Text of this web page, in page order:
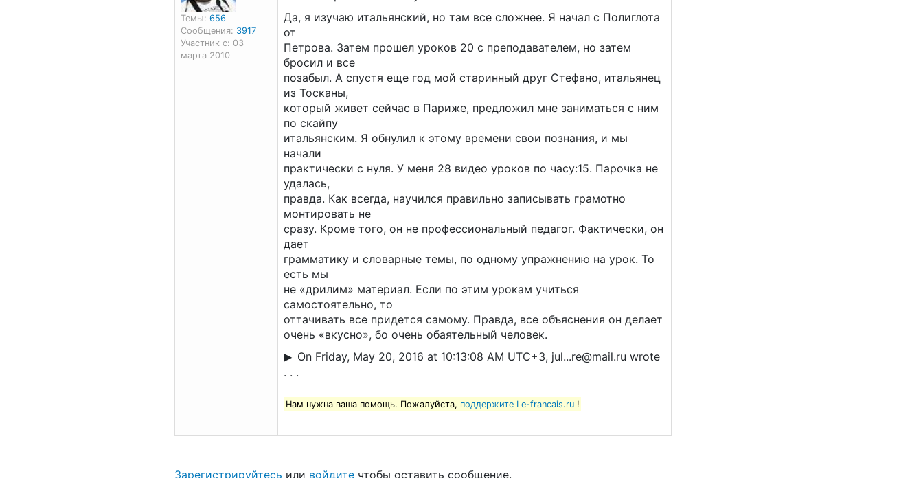
Темы: 656
Сообщения: 3917
Участник с: 03
марта 2010
Да, я изучаю итальянский, но там все сложнее. Я начал с Полиглота
от
Петрова. Затем прошел уроков 20 с преподавателем, но затем
бросил и все
позабыл. А спустя еще год мой старинный друг Стефано, итальянец
из Тосканы,
который живет сейчас в Париже, предложил мне заниматься с ним
по скайпу
итальянским. Я обнулил к этому времени свои познания, и мы
начали
практически с нуля. У меня 28 видео уроков по часу:15. Парочка не
удалась,
правда. Как всегда, научился правильно записывать грамотно
монтировать не
сразу. Кроме того, он не профессиональный педагог. Фактически, он
дает
грамматику и словарные темы, по одному упражнению на урок. То
есть мы
не «дрилим» материал. Если по этим урокам учиться
самостоятельно, то
оттачивать все придется самому. Правда, все объяснения он делает
очень «вкусно», бо очень обаятельный человек.
On Friday, May 20, 2016 at 10:13:08 AM UTC+3, jul...re@mail.ru wrote
. . .
Нам нужна ваша помощь. Пожалуйста, поддержите Le-francais.ru!
Зарегистрируйтесь или войдите чтобы оставить сообщение.